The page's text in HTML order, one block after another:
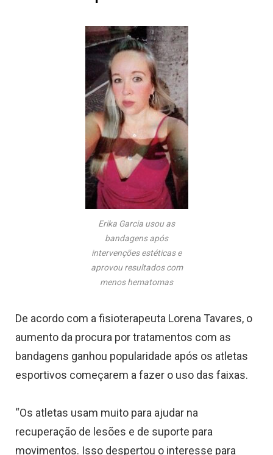
Erika Garcia usou as
bandagens após
intervenções estéticas e
aprovou resultados com
menos hematomas
De acordo com a fisioterapeuta Lorena Tavares, o
aumento da procura por tratamentos com as
bandagens ganhou popularidade após os atletas
esportivos começarem a fazer o uso das faixas.
“Os atletas usam muito para ajudar na
recuperação de lesões e de suporte para
movimentos. Isso despertou o interesse para